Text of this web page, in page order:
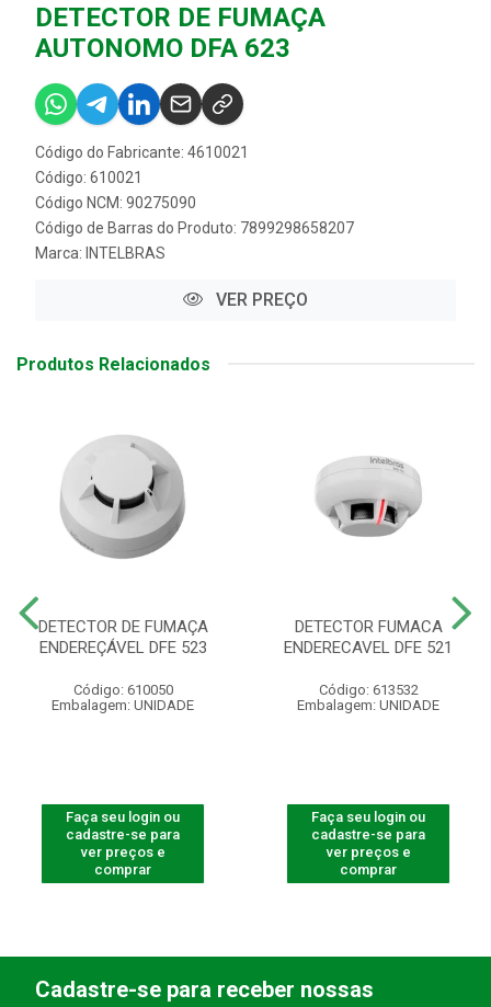
DETECTOR DE FUMAÇA
AUTONOMO DFA 623
Código do Fabricante: 4610021
Código: 610021
Código NCM: 90275090
Código de Barras do Produto: 7899298658207
Marca: INTELBRAS
VER PREÇO
Produtos Relacionados
DETECTOR DE FUMAÇA
ENDEREÇÁVEL DFE 523
Código: 610050
Embalagem: UNIDADE
Faça seu login ou
cadastre-se para
ver preços e
comprar
DETECTOR FUMACA
ENDERECAVEL DFE 521
Código: 613532
Embalagem: UNIDADE
Faça seu login ou
cadastre-se para
ver preços e
comprar
Cadastre-se para receber nossas